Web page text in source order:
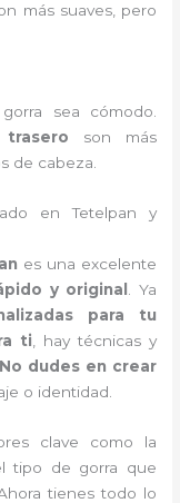
más suaves, pero
sea cómodo.
son más
de cabeza.
en Tetelpan y
es una excelente
y original
. Ya
para tu
ti , hay técnicas y
No dudes en crear
o identidad.
clave como la
tipo de gorra que
tienes todo lo